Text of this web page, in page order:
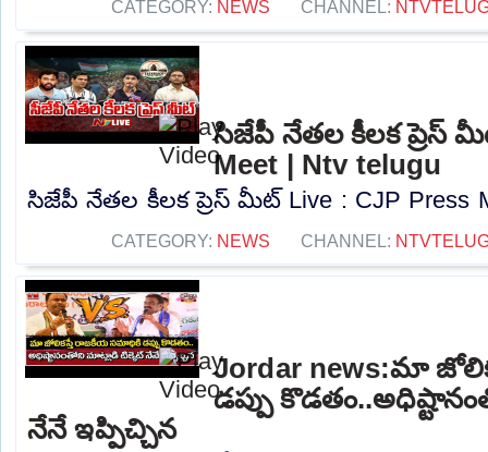
CATEGORY: NEWS CHANNEL:
సిజేపీ నేతల కీలక ప్రెస్
Meet | Ntv telugu
సిజేపీ నేతల కీలక ప్రెస్ మీట్ Live : CJP Press
CATEGORY: NEWS CHANNEL:
Jordar news:మా
డప్పు
నేనే ఇప్పిచ్చిన